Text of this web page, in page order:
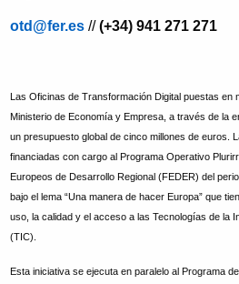
otd@fer.es //(+34) 941 271 271
Las Oficinas de Transformación Digital puestas en
Ministerio de Economía y Empresa, a través de la
un presupuesto global de cinco millones de euros.
financiadas con cargo al Programa Operativo
Europeos de Desarrollo Regional (FEDER) del
bajo el lema “Una manera de hacer Europa” que
uso, la calidad y el acceso a las Tecnologías de la
(TIC).
Esta iniciativa se ejecuta en paralelo al Programa